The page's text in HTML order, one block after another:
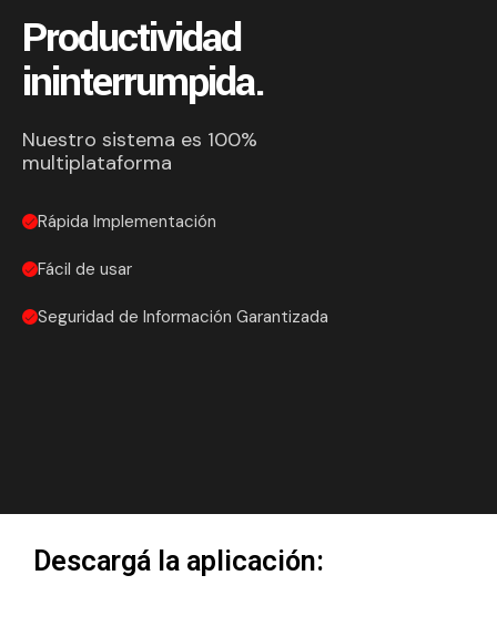
Productividad
ininterrumpida.
Nuestro sistema es 100%
multiplataforma
Rápida Implementación
Fácil de usar
Seguridad de Información Garantizada
Descargá la aplicación: